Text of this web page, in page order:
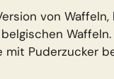
von
Puderzucker